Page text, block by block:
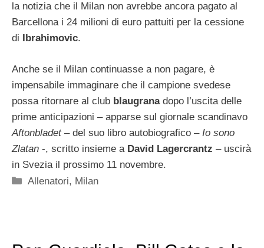
la notizia che il Milan non avrebbe ancora pagato al
Barcellona i 24 milioni di euro pattuiti per la cessione
di
Ibrahimovic.
Anche se il Milan continuasse a non pagare, è
impensabile immaginare che il campione svedese
possa ritornare al club blaugranadopo l’uscita delle
prime anticipazioni – apparse sul giornale scandinavo
Aftonbladet– del suo libro autobiografico – Io sono
Zlatan -, scritto insieme a David Lagercrantz – uscirà
in Svezia il prossimo 11 novembre.
Categorie
Allenatori, Milan